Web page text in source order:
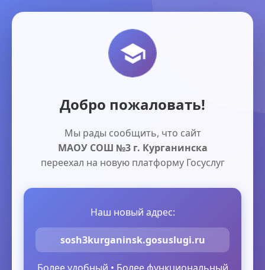
Добро пожаловать!
Мы рады сообщить, что сайт
МАОУ СОШ №3 г. Курганинска
переехал на новую платформу Госуслуг
Наш новый адрес:
sosh3kurganinsk.gosuslugi.ru